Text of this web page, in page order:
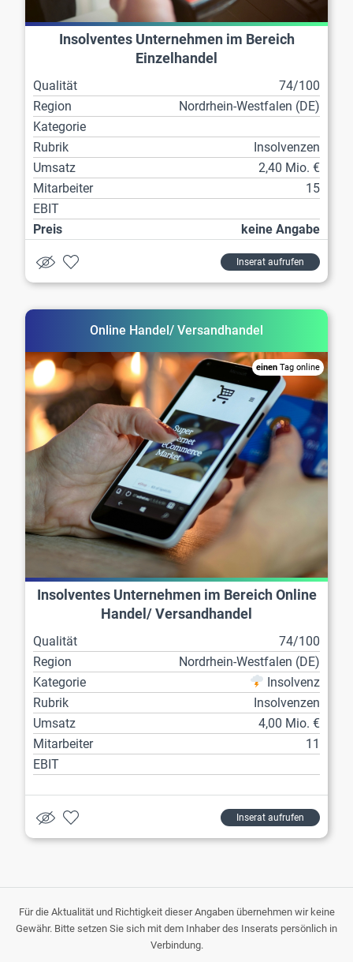
Insolventes Unternehmen im Bereich
Einzelhandel
Qualität
74/100
Region
Nordrhein-Westfalen (DE)
Kategorie
Rubrik
Insolvenzen
Umsatz
2,40 Mio. €
Mitarbeiter
15
EBIT
Preis
keine Angabe
Inserat aufrufen
Online Handel/ Versandhandel
einen Tag online
Insolventes Unternehmen im Bereich Online
Handel/ Versandhandel
Qualität
74/100
Region
Nordrhein-Westfalen (DE)
Kategorie
Insolvenz
Rubrik
Insolvenzen
Umsatz
4,00 Mio. €
Mitarbeiter
11
EBIT
Inserat aufrufen
Für die Aktualität und Richtigkeit dieser Angaben übernehmen wir keine
Gewähr. Bitte setzen Sie sich mit dem Inhaber des Inserats persönlich in
Verbindung.